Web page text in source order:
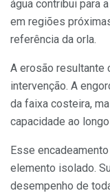
água contribui para
em regiões
referência da orla.
A erosão resultante
intervenção. A
da faixa costeira,
capacidade ao
Esse
elemento isolado.
desempenho de